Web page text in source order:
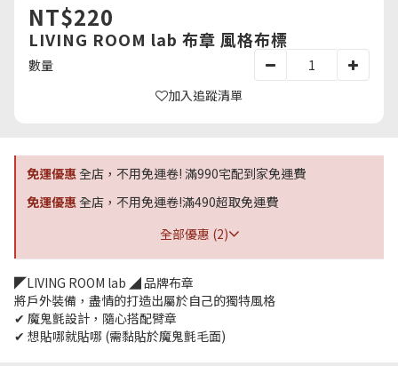
NT$220
LIVING ROOM lab 布章 風格布標
數量
加入追蹤清單
免運優惠全店，不用免運卷! 滿990宅配到家免運費
免運優惠全店，不用免運卷!滿490超取免運費
全部優惠 (2)
◤LIVING ROOM lab ◢ 品牌布章
將戶外裝備，盡情的打造出屬於自己的獨特風格
✔ 魔鬼氈設計，隨心搭配臂章
✔ 想貼哪就貼哪 (需黏貼於魔鬼氈毛面)